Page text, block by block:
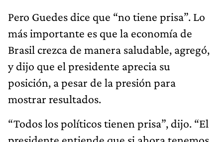
Pero Guedes dice que “no tiene prisa”. Lo
más importante es que la economía de
Brasil crezca de manera saludable, agregó,
y dijo que el presidente aprecia su
posición, a pesar de la presión para
mostrar resultados.
“Todos los políticos tienen prisa”, dijo. “El